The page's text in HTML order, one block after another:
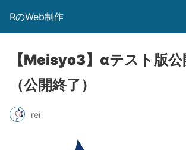
RのWeb制作
【Meisyo3】αテスト版
（公開終了）
rei